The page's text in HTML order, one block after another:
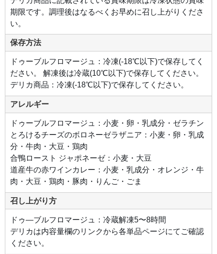
産牛
の赤
ワイ
ンカ
北海
道産
の牛
肉と
赤ワ
イン
を使
用し
た本
格的
なビ
ーフ
カレ
ーで
す。
牛す
ね肉
は長
時間
の煮
込み
でや
わら
仕上
げら
れて
り、
甘み
の強
い北
海道
期限です。調理後はなるべくお早めに召し上がりくださ
い。
保存方法
ドゥーブルフロマージュ：冷凍(-18℃以下)で保存してく
ださい。 解凍後は冷蔵(10℃以下)で保存してください。
デリカ商品：冷凍(-18℃以下)で保存してください。
アレルギー
ドゥーブルフロマージュ：小麦・卵・乳成分・ゼラチン
とろけるチーズのボロネーゼラザニア：小麦・卵・乳成
分・牛肉・大豆・鶏肉
合鴨ロースト ジャポネーゼ：小麦・大豆
道産牛の赤ワインカレー：小麦・乳成分・オレンジ・牛
肉・大豆・鶏肉・豚肉・りんご・ごま
召し上がり方
ドゥ―ブルフロマージュ：冷蔵解凍5〜8時間
デリカは内容量欄のリンクから各単品ページにてご確認
ください。